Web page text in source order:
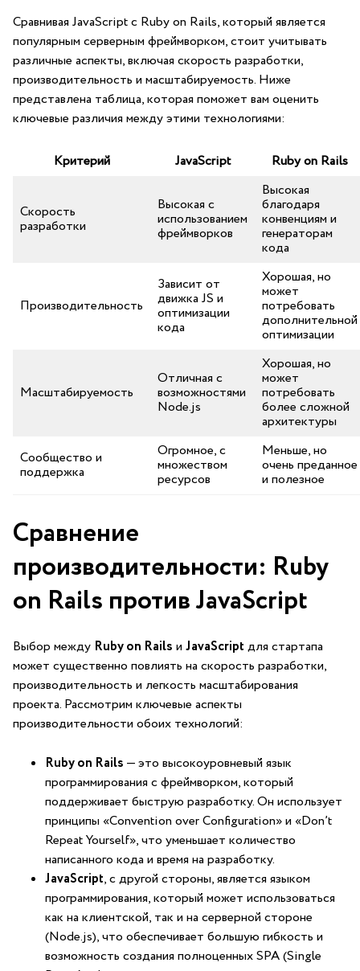
Сравнивая JavaScript с Ruby on Rails, который является
популярным серверным фреймворком, ‌стоит⁣ учитывать
различные аспекты, включая скорость разработки,
производительность и ⁤масштабируемость. Ниже
представлена ‌таблица, которая поможет вам оценить⁣
ключевые различия между этими⁣ технологиями:
Критерий JavaScript Ruby on Rails
Скорость
разработки
Высокая с
использованием
фреймворков
Высокая
благодаря
конвенциям⁢ и
генераторам
кода
Производительность
Зависит от
⁢движка ⁣JS ⁢и
оптимизации
кода
Хорошая, но
может
потребовать⁢
дополнительной
оптимизации
Масштабируемость
Отличная с
возможностями
Node.js
Хорошая, но
может
потребовать
более ⁤сложной‍
архитектуры
Сообщество ⁣и
‍поддержка
Огромное, с‍
множеством
ресурсов
Меньше, но
очень ⁣преданное
и ‌полезное
Сравнение
производительности: Ruby
on Rails против JavaScript
Выбор между Ruby on Rails и JavaScript для стартапа
может существенно⁤ повлиять на скорость разработки,
производительность и легкость масштабирования
проекта. Рассмотрим ключевые аспекты
производительности обоих технологий:
Ruby on Rails — это ‍высокоуровневый язык
программирования с ‌фреймворком, который
поддерживает быструю разработку. Он использует‌
принципы «Convention over Configuration» и «Don’t
Repeat Yourself», что уменьшает количество
написанного кода и ⁢время на разработку.
JavaScript, с другой стороны, является ⁤языком
программирования, который может использоваться
как на клиентской,⁢ так и на ‌серверной ‍стороне
(Node.js), что обеспечивает большую гибкость и
возможность создания⁤ полноценных​ SPA (Single